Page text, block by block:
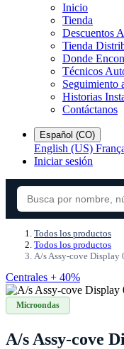
Inicio
Tienda
Descuentos
Tienda
Donde
Técnicos
Seguimiento
Historias
Contáctanos
Español (CO)
English (US)
Iniciar sesión
Todos los productos
Todos los productos
A/s Assy-cove
Centrales + 40%
Microondas
A/s Assy-cove